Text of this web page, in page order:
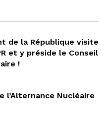
de la République visite
et y préside le Conseil
!
l’Alternance Nucléaire